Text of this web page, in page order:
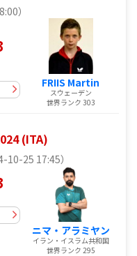
）
FRIIS Martin
スウェーデン
世界ランク 303
(ITA)
10-25 17:45）
ニマ・アラミヤン
イラン・イスラム共和国
世界ランク 295